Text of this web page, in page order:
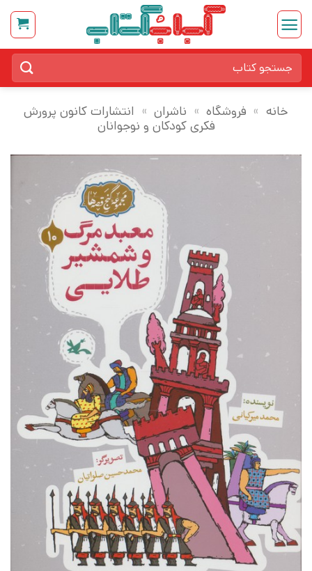
Skip
content
برای:
خانه » فروشگاه » ناشران » انتشارات کانون پرورش
فکری کودکان و نوجوانان